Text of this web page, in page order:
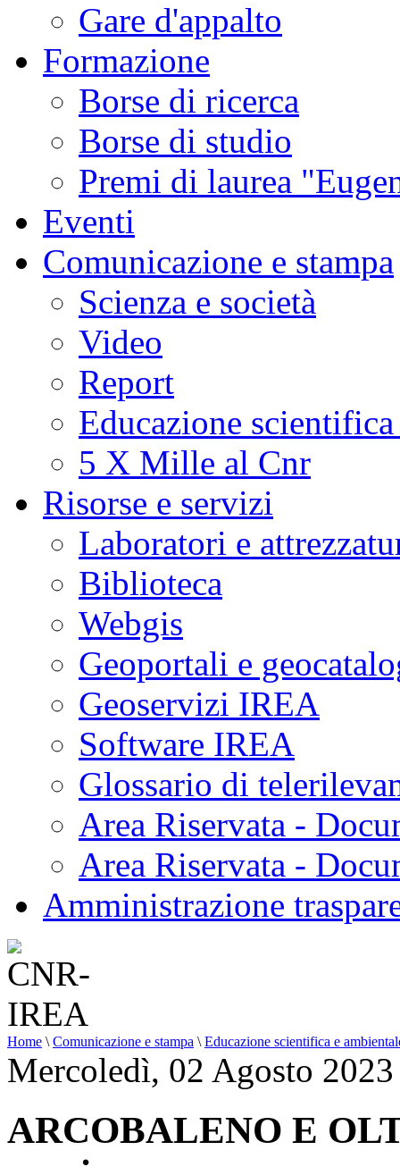
Gare d'appalto
Formazione
Borse di ricerca
Borse di studio
Premi di laurea
Eventi
Comunicazione e stampa
Scienza e società
Video
Report
Educazione
5 X Mille al Cnr
Risorse e servizi
Laboratori e
Biblioteca
Webgis
Geoportali e
Geoservizi IREA
Software IREA
Glossario di
Area Riservata -
Area Riservata -
Amministrazione
Home \ Comunicazione e stampa \ Educazione scientifica e
Mercoledì, 02 Agosto
ARCOBALENO E